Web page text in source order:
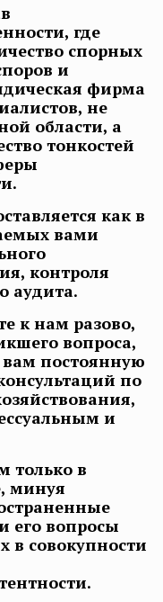
где
спорных
и
фирма
не
области, а
тонкостей
как в
вами
контроля
аудита.
к нам разово,
вопроса,
постоянную
по
и
только в
минуя
вопросы
совокупности